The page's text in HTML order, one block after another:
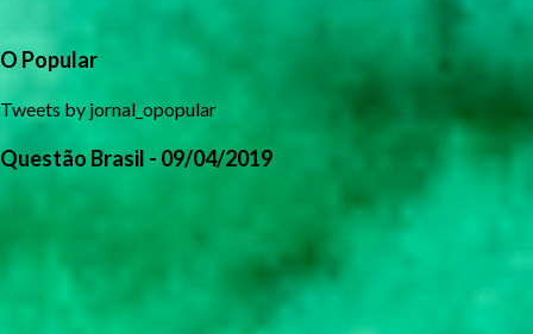
O Popular
Tweets by jornal_opopular
Questão Brasil - 09/04/2019